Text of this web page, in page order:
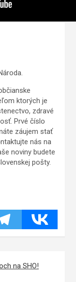
ktorých je
zdravé
Prvé číslo
záujem stať
nás na
noviny budete
pošty.
na SHO!